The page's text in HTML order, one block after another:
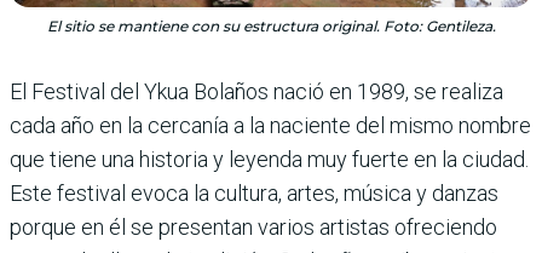
El sitio se mantiene con su estructura original. Foto: Gentileza.
El Festival del Ykua Bolaños nació en 1989, se realiza
cada año en la cercanía a la naciente del mismo nombre
que tiene una historia y leyenda muy fuerte en la ciudad.
Este festival evoca la cultura, artes, música y danzas
porque en él se presentan varios artistas ofreciendo